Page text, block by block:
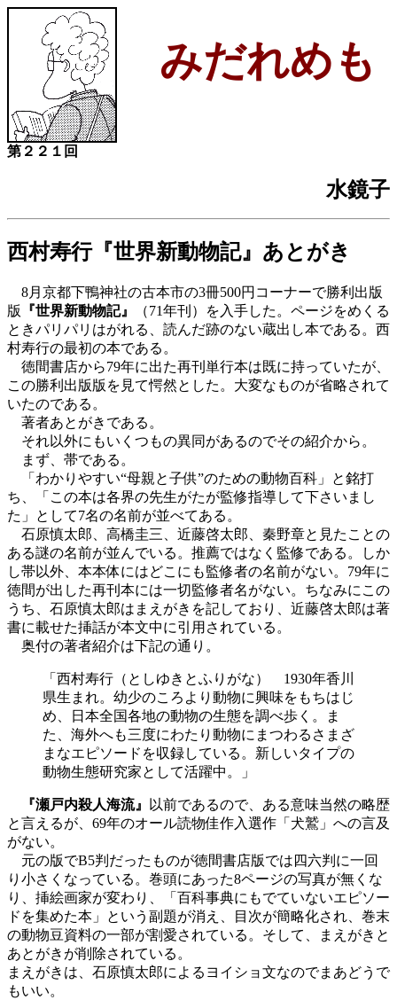
みだれめも
第２２１回
水鏡子
西村寿行『世界新動物記』あとがき
8月京都下鴨神社の古本市の3冊500円コーナーで勝利出版
版
『世界新動物記』
（71年刊）を入手した。ページをめくる
ときパリパリはがれる、読んだ跡のない蔵出し本である。西
村寿行の最初の本である。
徳間書店から79年に出た再刊単行本は既に持っていたが、
この勝利出版版を見て愕然とした。大変なものが省略されて
いたのである。
著者あとがきである。
それ以外にもいくつもの異同があるのでその紹介から。
まず、帯である。
「わかりやすい“母親と子供”のための動物百科」と銘打
ち、「この本は各界の先生がたが監修指導して下さいまし
た」として7名の名前が並べてある。
石原慎太郎、高橋圭三、近藤啓太郎、秦野章と見たことの
ある謎の名前が並んでいる。推薦ではなく監修である。しか
し帯以外、本本体にはどこにも監修者の名前がない。79年に
徳間が出した再刊本には一切監修者名がない。ちなみにこの
うち、石原慎太郎はまえがきを記しており、近藤啓太郎は著
書に載せた挿話が本文中に引用されている。
奥付の著者紹介は下記の通り。
「西村寿行（としゆきとふりがな） 1930年香川
県生まれ。幼少のころより動物に興味をもちはじ
め、日本全国各地の動物の生態を調べ歩く。ま
た、海外へも三度にわたり動物にまつわるさまざ
まなエピソードを収録している。新しいタイプの
動物生態研究家として活躍中。」
『瀬戸内殺人海流』
以前であるので、ある意味当然の略歴
と言えるが、69年のオール読物佳作入選作「犬鷲」への言及
がない。
元の版でB5判だったものが徳間書店版では四六判に一回
り小さくなっている。巻頭にあった8ページの写真が無くな
り、挿絵画家が変わり、「百科事典にもでていないエピソー
ドを集めた本」という副題が消え、目次が簡略化され、巻末
の動物豆資料の一部が割愛されている。そして、まえがきと
あとがきが削除されている。
まえがきは、石原慎太郎によるヨイショ文なのでまあどうで
もいい。